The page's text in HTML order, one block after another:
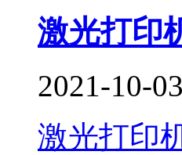
激光打印
2021-10-03
激光打印